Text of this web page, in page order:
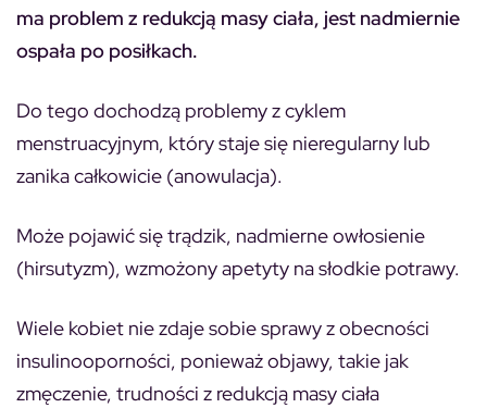
ma problem z redukcją masy ciała, jest nadmiernie
ospała po posiłkach.
Do tego dochodzą problemy z cyklem
menstruacyjnym, który staje się nieregularny lub
zanika całkowicie (anowulacja).
Może pojawić się trądzik, nadmierne owłosienie
(hirsutyzm), wzmożony apetyty na słodkie potrawy.
Wiele kobiet nie zdaje sobie sprawy z obecności
insulinooporności, ponieważ objawy, takie jak
zmęczenie, trudności z redukcją masy ciała